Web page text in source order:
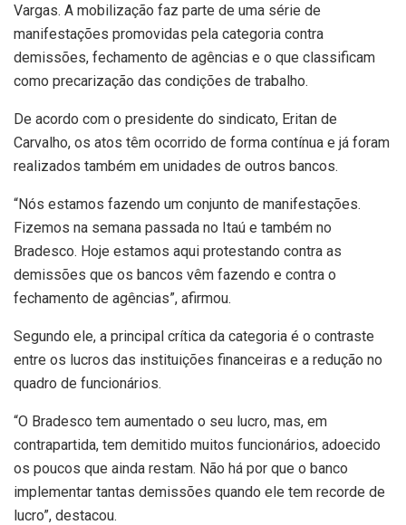
Vargas. A mobilização faz parte de uma série de
manifestações promovidas pela categoria contra
demissões, fechamento de agências e o que classificam
como precarização das condições de trabalho.
De acordo com o presidente do sindicato, Eritan de
Carvalho, os atos têm ocorrido de forma contínua e já foram
realizados também em unidades de outros bancos.
“Nós estamos fazendo um conjunto de manifestações.
Fizemos na semana passada no Itaú e também no
Bradesco. Hoje estamos aqui protestando contra as
demissões que os bancos vêm fazendo e contra o
fechamento de agências”, afirmou.
Segundo ele, a principal crítica da categoria é o contraste
entre os lucros das instituições financeiras e a redução no
quadro de funcionários.
“O Bradesco tem aumentado o seu lucro, mas, em
contrapartida, tem demitido muitos funcionários, adoecido
os poucos que ainda restam. Não há por que o banco
implementar tantas demissões quando ele tem recorde de
lucro”, destacou.